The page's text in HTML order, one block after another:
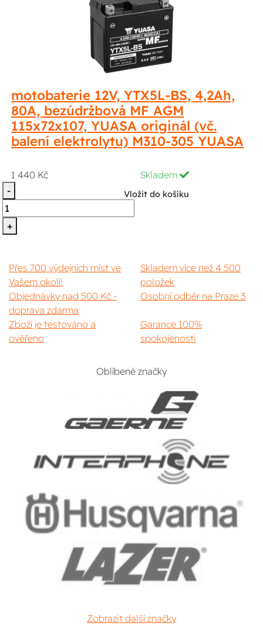
motobaterie 12V, YTX5L-BS, 4,2Ah,
80A, bezúdržbová MF AGM
115x72x107, YUASA originál (vč.
balení elektrolytu) M310-305 YUASA
1 440 Kč
Skladem
-
+
Vložit do košíku
Přes 700 výdejních míst ve
Vašem okolí!
Skladem více než 4 500
položek
Objednávky nad 500 Kč -
doprava zdarma
Osobní odběr na Praze 3
Zboží je testováno a
ověřeno
Garance 100%
spokojenosti
Oblíbené značky
Zobrazit další značky